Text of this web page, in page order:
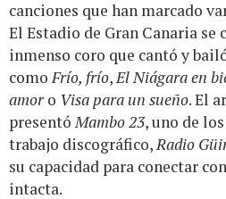
canciones que han marcado
El Estadio de Gran Canaria
inmenso coro que cantó y
comoFrío, frío,El Niágara en
amoro Visa para un sueño. El
presentóMambo 23, uno de
trabajo discográfico,Radio
su capacidad para conectar
intacta.